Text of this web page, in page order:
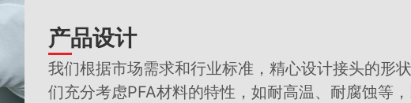
产品设计
我们根据市场需求和行业标准，精心设计接头的形
们充分考虑PFA材料的特性，如耐高温、耐腐蚀等